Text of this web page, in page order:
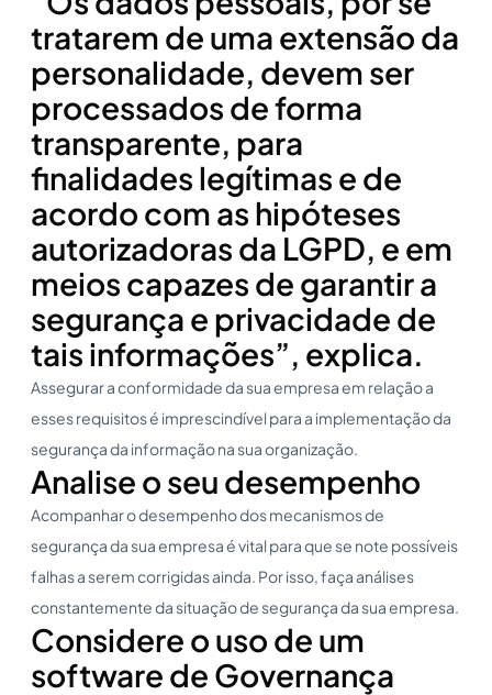
tratarem de uma extensão da
personalidade, devem ser
processados de forma
transparente, para
finalidades legítimas e de
acordo com as hipóteses
autorizadoras da LGPD, e em
meios capazes de garantir a
segurança e privacidade de
tais informações”, explica.
Assegurar a conformidade da sua empresa em relação a
esses requisitos é imprescindível para a implementação da
segurança da informação na sua organização.
Analise o seu desempenho
Acompanhar o desempenho dos mecanismos de
segurança da sua empresa é vital para que se note possíveis
falhas a serem corrigidas ainda. Por isso, faça análises
constantemente da situação de segurança da sua empresa.
Considere o uso de um
software de Governança